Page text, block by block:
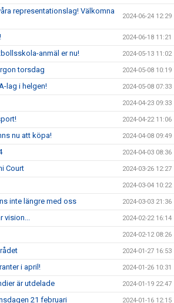
representationslag! Välkomna
2024-06-24 12:29
2024-06-18 11:21
anmäl er nu! 2024-05-13 11:02
torsdag 2024-05-08 10:19
lag i helgen! 2024-05-08 07:33
2024-04-23 09:33
2024-04-22 11:06
nu att köpa! 2024-04-08 09:49
2024-04-03 08:36
Court 2024-03-26 12:27
2024-03-04 10:22
inte längre med oss 2024-03-03 21:36
vision... 2024-02-22 16:14
2024-02-12 08:26
2024-01-27 16:53
i april! 2024-01-26 10:31
är utdelade 2024-01-19 22:47
21 februari 2024-01-16 12:15